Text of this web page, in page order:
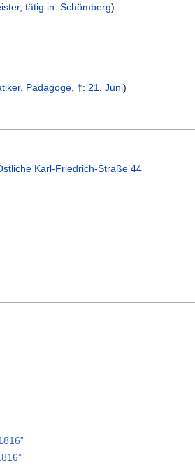
,tätig in:Schömberg)
, Pädagoge †: 21. Juni)
Karl-Friedrich-Straße 44